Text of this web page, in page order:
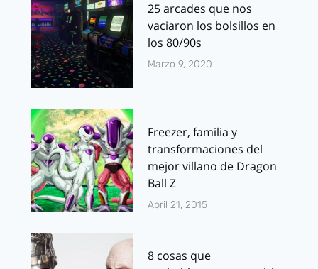
25 arcades que nos
vaciaron los bolsillos en
los 80/90s
Marzo 9, 2020
Freezer, familia y
transformaciones del
mejor villano de Dragon
Ball Z
Abril 21, 2015
8 cosas que